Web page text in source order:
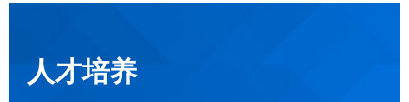
人才培养